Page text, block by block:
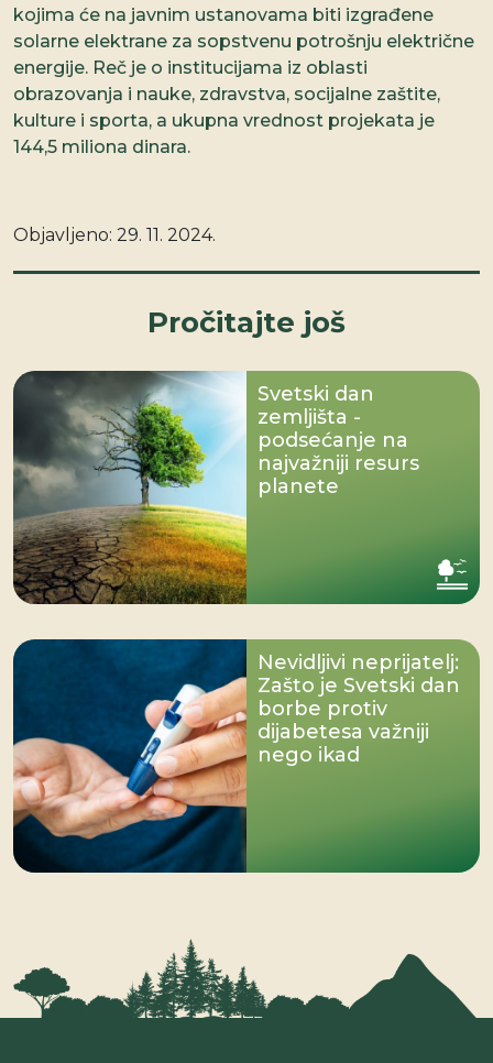
kojima će na javnim ustanovama biti izgrađene
solarne elektrane za sopstvenu potrošnju električne
energije. Reč je o institucijama iz oblasti
obrazovanja i nauke, zdravstva, socijalne zaštite,
kulture i sporta, a ukupna vrednost projekata je
144,5 miliona dinara.
Objavljeno: 29. 11. 2024.
Pročitajte još
Svetski dan
zemljišta -
podsećanje na
najvažniji resurs
planete
Nevidljivi neprijatelj:
Zašto je Svetski dan
borbe protiv
dijabetesa važniji
nego ikad